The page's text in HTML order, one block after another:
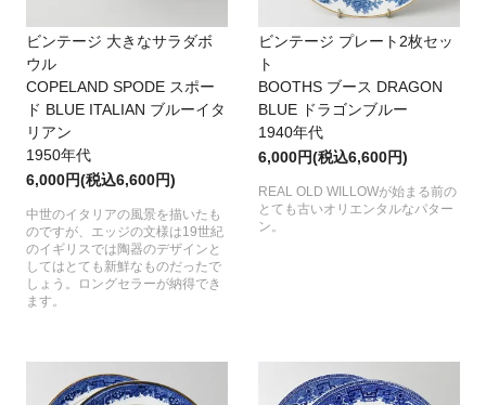
ビンテージ 大きなサラダボ
ウル
COPELAND SPODE スポー
ド BLUE ITALIAN ブルーイタ
リアン
1950年代
6,000円(税込6,600円)
中世のイタリアの風景を描いたも
のですが、エッジの文様は19世紀
のイギリスでは陶器のデザインと
してはとても新鮮なものだったで
しょう。ロングセラーが納得でき
ます。
ビンテージ プレート2枚セッ
ト
BOOTHS ブース DRAGON
BLUE ドラゴンブルー
1940年代
6,000円(税込6,600円)
REAL OLD WILLOWが始まる前の
とても古いオリエンタルなパター
ン。